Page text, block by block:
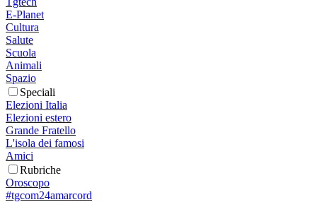
E-Planet
Cultura
Salute
Scuola
Animali
Spazio
Speciali
Elezioni Italia
Elezioni estero
Grande Fratello
L'isola dei famosi
Amici
Rubriche
Oroscopo
#tgcom24amarcord